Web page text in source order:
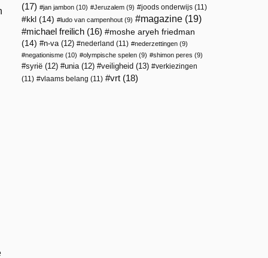
(17)
jan jambon (10) Jeruzalem (9) joods onderwijs (11)
kkl (14) ludo van campenhout (9) magazine (19)
michael freilich (16)
moshe aryeh friedman
(14)
n-va(12) nederland (11) nederzettingen (9)
negationisme (10) olympische spelen (9) shimon peres (9)
syrië (12) unia(12) veiligheid (13)
verkiezingen
(11)
vlaams belang (11) vrt (18)